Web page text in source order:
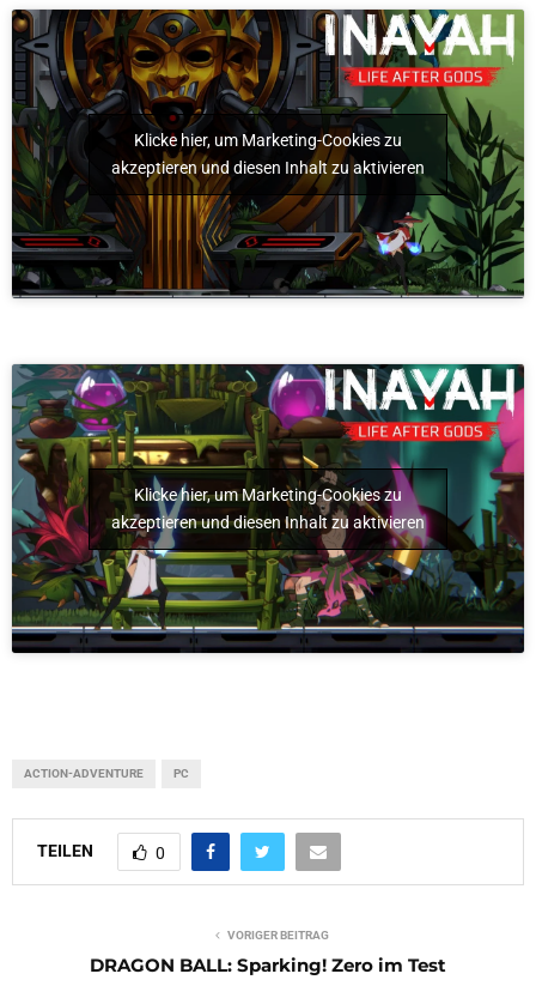
Klicke hier, um Marketing-Cookies zu
akzeptieren und diesen Inhalt zu aktivieren
Klicke hier, um Marketing-Cookies zu
akzeptieren und diesen Inhalt zu aktivieren
ACTION-ADVENTURE PC
TEILEN 0
VORIGER BEITRAG
DRAGON BALL: Sparking! Zero im Test